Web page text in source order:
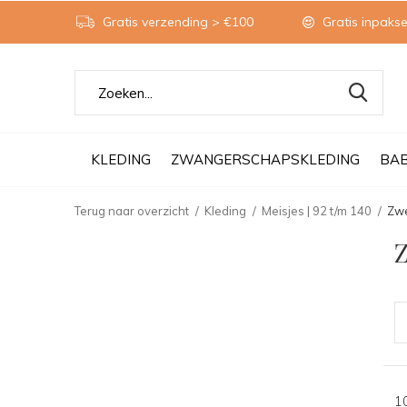
KLEDING ZWANGERSCHAPSKLEDING
Gratis verzending > €100 Gratis
Terug naar overzicht Kleding Meisjes | 92 t/m 140